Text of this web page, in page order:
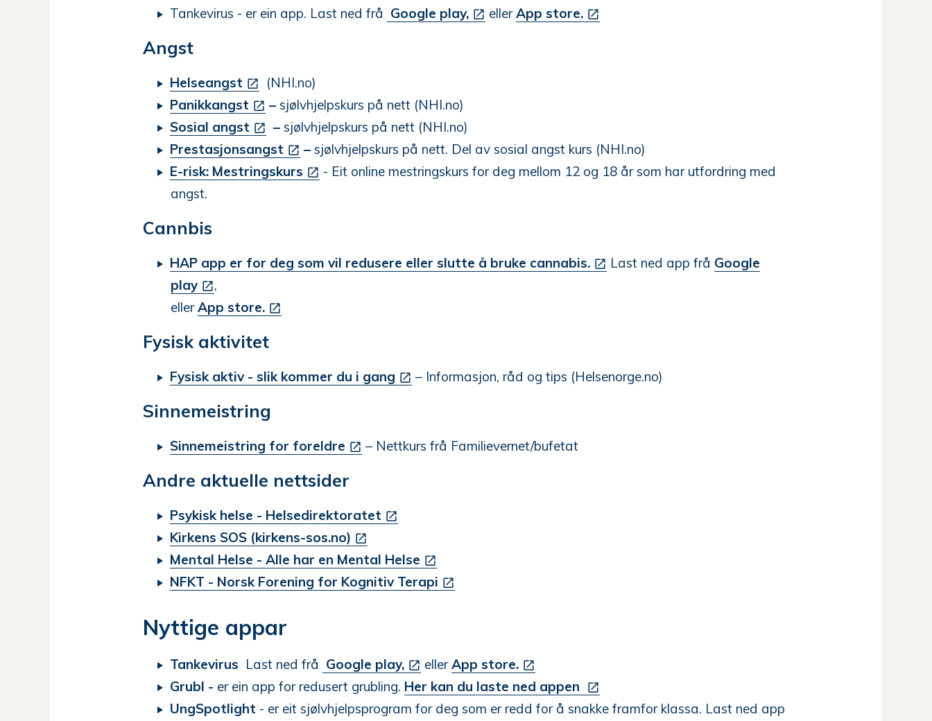
Tankevirus - er ein app. Last ned frå Google play, ellerApp store.
Angst
Helseangst
(NHI.no)
Panikkangst
– sjølvhjelpskurs på nett (NHI.no)
Sosial angst
– sjølvhjelpskurs på nett (NHI.no)
Prestasjonsangst
– sjølvhjelpskurs på nett. Del av sosial angst kurs (NHI.no)
E-risk: Mestringskurs
- Eit online mestringskurs for deg mellom 12 og 18 år som har utfordring med
angst.
Cannbis
HAP app er for deg som vil redusere eller slutte å bruke cannabis. Last ned app frå Google
play
,
ellerApp store.
Fysisk aktivitet
Fysisk aktiv - slik kommer du i gang – Informasjon, råd og tips (Helsenorge.no)
Sinnemeistring
Sinnemeistring for foreldre – Nettkurs frå Familievernet/bufetat
Andre aktuelle nettsider
Psykisk helse - Helsedirektoratet
Kirkens SOS (kirkens-sos.no)
Mental Helse - Alle har en Mental Helse
NFKT - Norsk Forening for Kognitiv Terapi
Nyttige appar
Tankevirus Last ned frå Google play, ellerApp store.
Grubl - er ein app for redusert grubling. Her kan du laste ned appen
UngSpotlight - er eit sjølvhjelpsprogram for deg som er redd for å snakke framfor klassa. Last ned app